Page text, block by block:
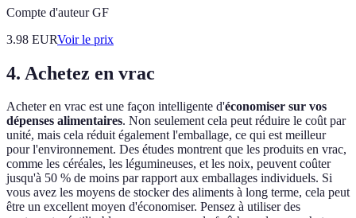
Compte d'auteur GF
3.98 EURVoir le prix
4. Achetez en vrac
Acheter en vrac est une façon intelligente d'économiser sur vos
dépenses alimentaires. Non seulement cela peut réduire le coût par
unité, mais cela réduit également l'emballage, ce qui est meilleur
pour l'environnement. Des études montrent que les produits en vrac,
comme les céréales, les légumineuses, et les noix, peuvent coûter
jusqu'à 50 % de moins par rapport aux emballages individuels. Si
vous avez les moyens de stocker des aliments à long terme, cela peut
être un excellent moyen d'économiser. Pensez à utiliser des